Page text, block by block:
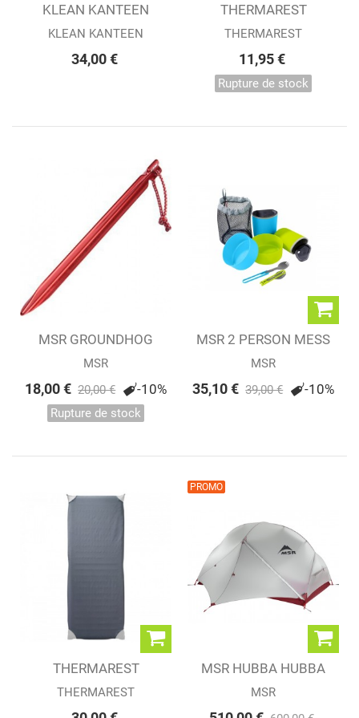
KLEAN KANTEEN
20OZ Classic...
KLEAN KANTEEN
34,00 €
THERMAREST
PERMANENT HOME
REPAIR...
THERMAREST
11,95 €
Rupture de stock
MSR GROUNDHOG
STAKE KIT
MSR
18,00 € 20,00 € -10%
Rupture de stock
MSR 2 PERSON MESS
KIT
MSR
35,10 € 39,00 € -10%
THERMAREST
UNIVERSAL SHEET -...
THERMAREST
PROMO
MSR HUBBA HUBBA
NX
MSR